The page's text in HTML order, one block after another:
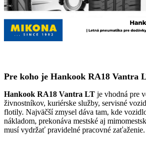
Pre koho je Hankook RA18 Vantra
Hankook RA18 Vantra LT je vhodná pre
živnostníkov, kuriérske služby, servisné
flotily. Najväčší zmysel dáva tam, kde
nákladom, prekonáva mestské aj
musí vydržať pravidelné pracovné zaťaženie.